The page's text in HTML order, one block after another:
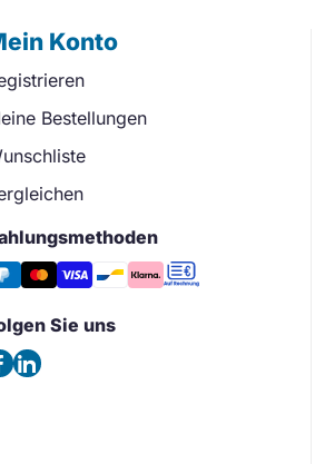
Konto
Bestellungen
Sie uns